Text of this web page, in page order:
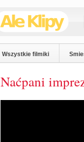
Wszystkie filmiki
Naćpani